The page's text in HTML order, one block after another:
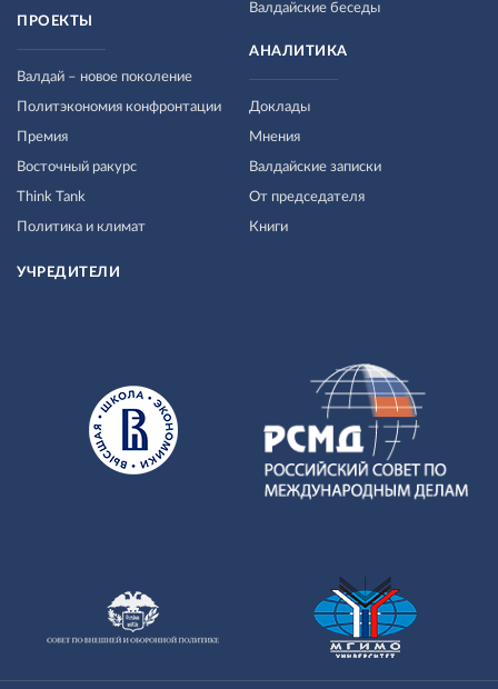
Валдайские беседы
ПРОЕКТЫ
Валдай – новое поколение
Политэкономия конфронтации
Премия
Восточный ракурс
Think Tank
Политика и климат
АНАЛИТИКА
Доклады
Мнения
Валдайские записки
От председателя
Книги
УЧРЕДИТЕЛИ